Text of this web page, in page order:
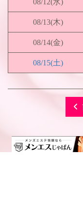
08/13(木)
08/14(金)
08/15(土)